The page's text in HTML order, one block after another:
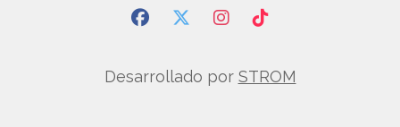
Desarrollado por STROM